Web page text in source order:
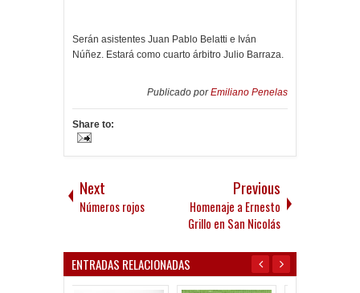
Serán asistentes Juan Pablo Belatti e Iván
Núñez. Estará como cuarto árbitro Julio Barraza.
Publicado porEmiliano Penelas
Share to:
Next
Números rojos
Previous
Homenaje a Ernesto
Grillo en San Nicolás
ENTRADAS RELACIONADAS